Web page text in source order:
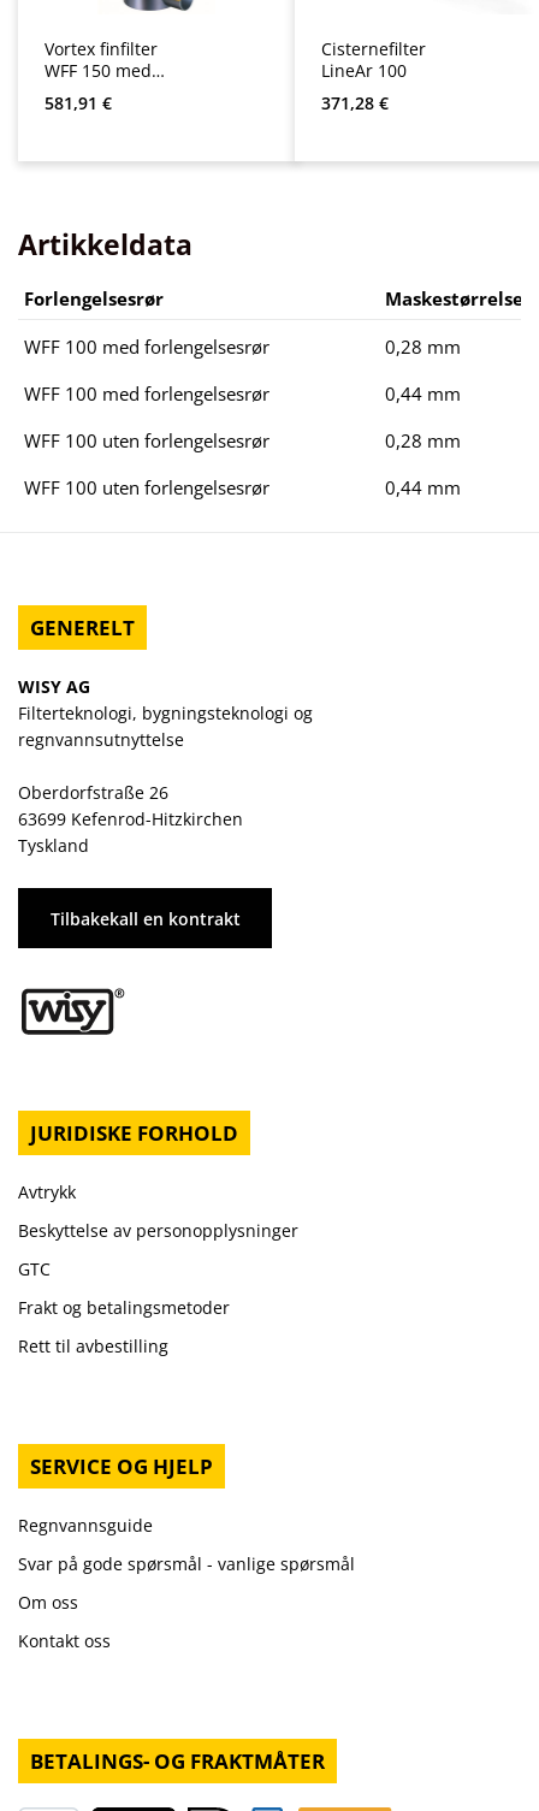
Vortex finfilter
WFF 150 med
forlengelsesrør
Vanlig pris:
581,91 €
Cisternefilter
LineAr 100
Vanlig pris:
371,28 €
Artikkeldata
Forlengelsesrør
Maskestørrelse
WFF 100 med forlengelsesrør
0,28 mm
WFF 100 med forlengelsesrør
0,44 mm
WFF 100 uten forlengelsesrør
0,28 mm
WFF 100 uten forlengelsesrør
0,44 mm
GENERELT
WISY AG
Filterteknologi, bygningsteknologi og
regnvannsutnyttelse
Oberdorfstraße 26
63699 Kefenrod-Hitzkirchen
Tyskland
Tilbakekall en kontrakt
JURIDISKE FORHOLD
Avtrykk
Beskyttelse av personopplysninger
GTC
Frakt og betalingsmetoder
Rett til avbestilling
SERVICE OG HJELP
Regnvannsguide
Svar på gode spørsmål - vanlige spørsmål
Om oss
Kontakt oss
BETALINGS- OG FRAKTMÅTER